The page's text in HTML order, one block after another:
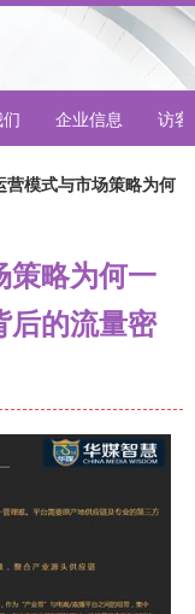
企业信息 访客
营模式与市场策略为何
策略为何一
后的流量密